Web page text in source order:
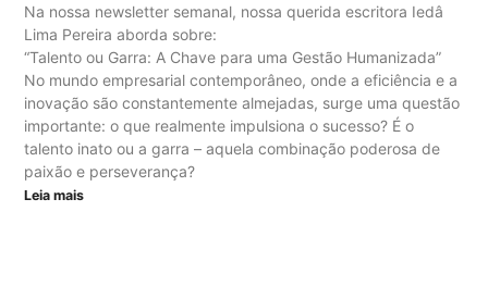
Na nossa newsletter semanal, nossa querida escritora Iedâ
Lima Pereira aborda sobre:
“Talento ou Garra: A Chave para uma Gestão Humanizada”
No mundo empresarial contemporâneo, onde a eficiência e a
inovação são constantemente almejadas, surge uma questão
importante: o que realmente impulsiona o sucesso? É o
talento inato ou a garra – aquela combinação poderosa de
paixão e perseverança?
Leia mais